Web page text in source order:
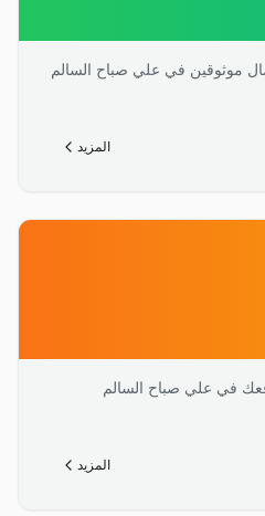
موثوقين في علي صباح السالم
المزيد
في علي صباح السالم
المزيد